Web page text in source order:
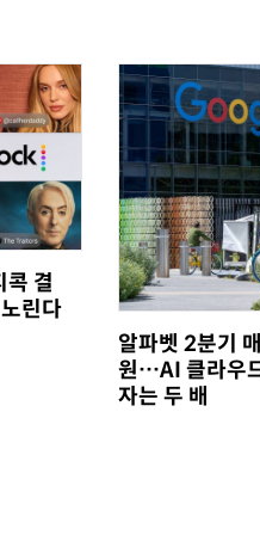
콕 결
린다
알파벳 2분기
원…AI 클라우
자는 두 배